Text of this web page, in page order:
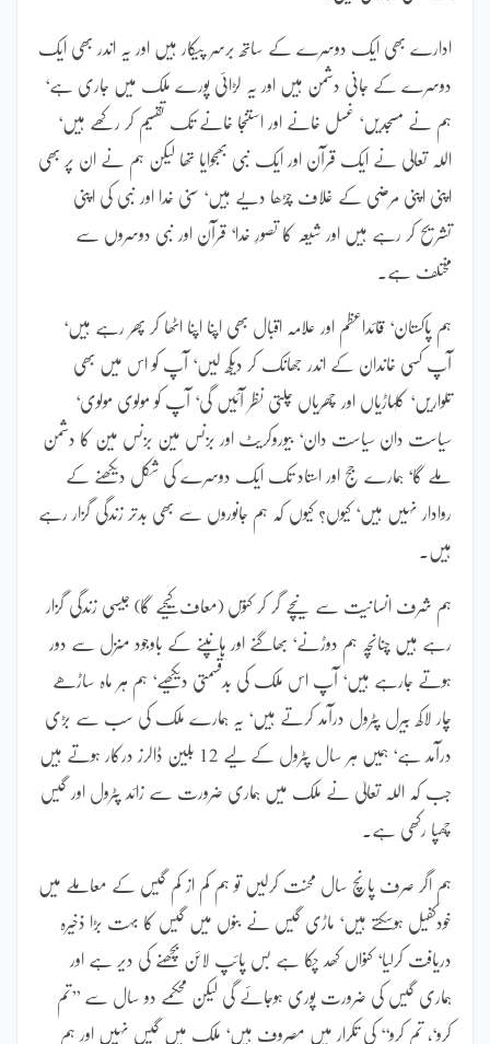
ادارے بھی ایک دوسرے کے ساتھ برسر پیکار ہیں اور یہ اندر بھی ایک
دوسرے کے جانی دشمن ہیں اور یہ لڑائی پورے ملک میں جاری ہے‘
ہم نے مسجدیں‘ غسل خانے اور استنجا خانے تک تقسیم کر رکھے ہیں‘
اللہ تعالیٰ نے ایک قرآن اور ایک نبی بھجوایا تھا لیکن ہم نے ان پر بھی
اپنی اپنی مرضی کے غلاف چڑھا دیے ہیں‘ سنی خدا اور نبی کی اپنی
تشریح کر رہے ہیں اور شیعہ کا تصورِ خدا‘ قرآن اور نبی دوسروں سے
مختلف ہے۔
ہم پاکستان‘ قائداعظم اور علامہ اقبال بھی اپنا اپنا اٹھا کر پھر رہے ہیں‘
آپ کسی خاندان کے اندر جھانک کر دیکھ لیں‘ آپ کو اس میں بھی
تلواریں‘ کلہاڑیاں اور چھریاں چلتی نظر آئیں گی‘ آپ کو مولوی مولوی‘
سیاست دان سیاست دان‘ بیوروکریٹ اور بزنس مین بزنس مین کا دشمن
ملے گا‘ ہمارے جج اور استاد تک ایک دوسرے کی شکل دیکھنے کے
روادار نہیں ہیں‘ کیوں؟ کیوں کہ ہم جانوروں سے بھی بدتر زندگی گزار رہے
ہیں۔
ہم شرف انسانیت سے نیچے گر کر کتوں (معاف کیجیے گا) جیسی زندگی گزار
رہے ہیں چنانچہ ہم دوڑنے‘ بھاگنے اور ہانپنے کے باوجود منزل سے دور
ہوتے جارہے ہیں‘ آپ اس ملک کی بدقسمتی دیکھیے‘ ہم ہر ماہ ساڑھے
چار لاکھ بیرل پٹرول درآمد کرتے ہیں‘ یہ ہمارے ملک کی سب سے بڑی
درآمد ہے‘ ہمیں ہر سال پٹرول کے لیے 12 بلین ڈالرز درکار ہوتے ہیں
جب کہ اللہ تعالیٰ نے ملک میں ہماری ضرورت سے زائد پٹرول اور گیس
چھپا رکھی ہے۔
ہم اگر صرف پانچ سال محنت کرلیں تو ہم کم از کم گیس کے معاملے میں
خودکفیل ہوسکتے ہیں‘ ماڑی گیس نے بنوں میں گیس کا بہت بڑا ذخیرہ
دریافت کرلیا‘ کنواں کھد چکا ہے بس پائپ لائن بچھنے کی دیر ہے اور
ہماری گیس کی ضرورت پوری ہوجائے گی لیکن محکمے دو سال سے ’’تم
کرو‘، تم کرو‘‘ کی تکرار میں مصروف ہیں‘ ملک میں گیس نہیں اور ہم